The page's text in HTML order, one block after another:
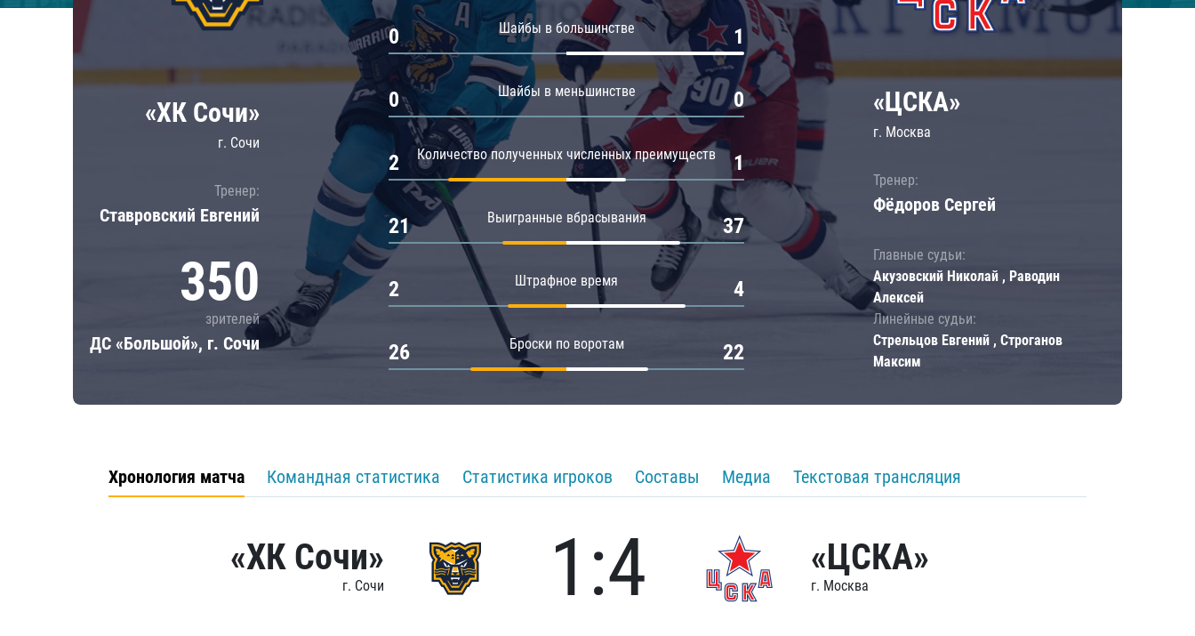
Локомотив
ЦСКА
Шанхайские Драконы
Амур
Барыс
Салават Юлаев
«ХК Сочи»
г. Сочи
Тренер:
Ставровский Евгений
350
зрителей
ДС «Большой», г. Сочи
Шайбы в большинстве
0 1
Шайбы в меньшинстве
0 0
Количество полученных численных преимуществ
2 1
Выигранные вбрасывания
21 37
Штрафное время
2 4
Броски по воротам
26 22
«ЦСКА»
г. Москва
Тренер:
Фёдоров Сергей
Главные судьи:
Акузовский Николай , Раводин
Алексей
Линейные судьи:
Стрельцов Евгений , Строганов
Максим
Хронология матча Командная статистика Статистика игроков Составы Медиа Текстовая трансляция
«ХК Сочи»
г. Сочи 1:4 «ЦСКА»
г. Москва